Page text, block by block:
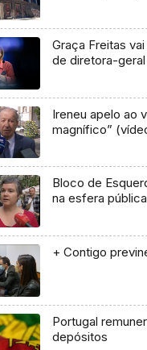
Graça Freitas
de diretora-geral
Ireneu apelo ao
magnífico”
Bloco de
na esfera
+ Contigo
Portugal
depósitos